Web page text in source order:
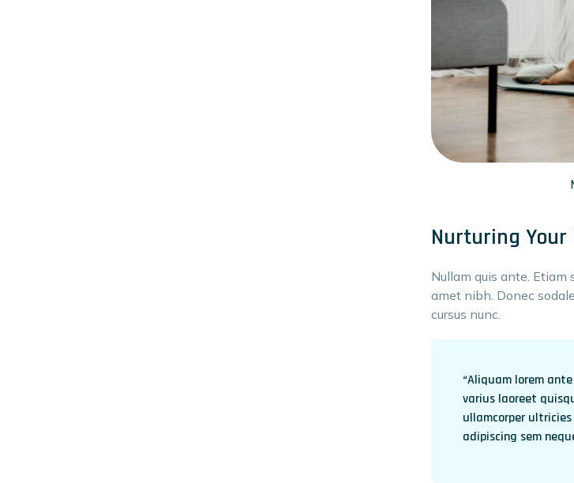
Nurturing Your
Nullam quis ante.
amet nibh. Donec
cursus nunc.
“Aliquam lorem
varius laoreet
ullamcorper
adipiscing sem